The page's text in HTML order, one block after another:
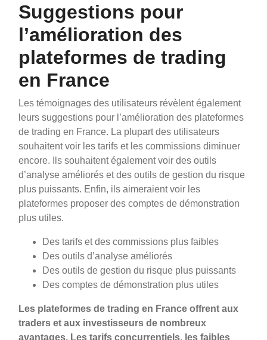
Suggestions pour
l’amélioration des
plateformes de trading
en France
Les témoignages des utilisateurs révèlent également
leurs suggestions pour l’amélioration des plateformes
de trading en France. La plupart des utilisateurs
souhaitent voir les tarifs et les commissions diminuer
encore. Ils souhaitent également voir des outils
d’analyse améliorés et des outils de gestion du risque
plus puissants. Enfin, ils aimeraient voir les
plateformes proposer des comptes de démonstration
plus utiles.
Des tarifs et des commissions plus faibles
Des outils d’analyse améliorés
Des outils de gestion du risque plus puissants
Des comptes de démonstration plus utiles
Les plateformes de trading en France offrent aux
traders et aux investisseurs de nombreux
avantages. Les tarifs concurrentiels, les faibles